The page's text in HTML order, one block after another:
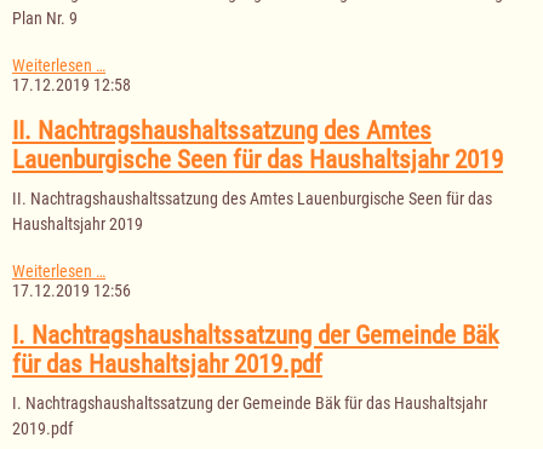
Plan Nr. 9
Weiterlesen …Frühzeitige
Öffentlichkeitsbeteiligung
Änderung
F-
Plan
Aufstellung
B-
9
17.12.2019 12:58
II. Nachtragshaushaltssatzung des Amtes
Lauenburgische Seen für das Haushaltsjahr 2019
II. Nachtragshaushaltssatzung des Amtes Lauenburgische Seen für das
Haushaltsjahr 2019
Weiterlesen …
Nachtragshaushaltssatzung
Amtes
Lauenburgische
Seen
das
17.12.2019 12:56
I. Nachtragshaushaltssatzung der Gemeinde Bäk
für das Haushaltsjahr 2019.pdf
I. Nachtragshaushaltssatzung der Gemeinde Bäk für das Haushaltsjahr
2019.pdf